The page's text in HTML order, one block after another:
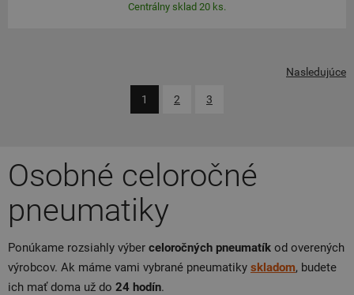
Centrálny sklad 20 ks.
1 2 3
Nasledujúce
Osobné celoročné
pneumatiky
Ponúkame rozsiahly výber celoročných pneumatík od overených
výrobcov. Ak máme vami vybrané pneumatiky skladom, budete
ich mať doma už do 24 hodín.